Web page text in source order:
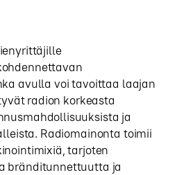
avulla voi tavoittaa laajan
radion korkeasta
ja
Radiomainonta toimii
tarjoten
bränditunnettuutta ja